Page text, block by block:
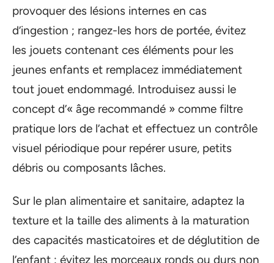
provoquer des lésions internes en cas
d’ingestion ; rangez-les hors de portée, évitez
les jouets contenant ces éléments pour les
jeunes enfants et remplacez immédiatement
tout jouet endommagé. Introduisez aussi le
concept d’« âge recommandé » comme filtre
pratique lors de l’achat et effectuez un contrôle
visuel périodique pour repérer usure, petits
débris ou composants lâches.
Sur le plan alimentaire et sanitaire, adaptez la
texture et la taille des aliments à la maturation
des capacités masticatoires et de déglutition de
l’enfant : évitez les morceaux ronds ou durs non